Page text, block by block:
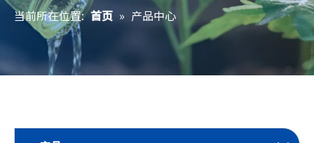
当前所在位置: 首页 » 产品中心